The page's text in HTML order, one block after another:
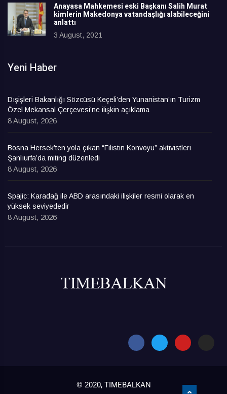
Anayasa Mahkemesi eski Başkanı Salih Murat
kimlerin Makedonya vatandaşlığı alabileceğini
anlattı
3 August, 2021
Yeni Haber
Dışişleri Bakanlığı Sözcüsü Keçeli’den Yunanistan’ın Turizm
Özel Mekansal Çerçevesi’ne ilişkin açıklama
8 August, 2026
Bosna Hersek’ten yola çıkan “Filistin Konvoyu” aktivistleri
Şanlıurfa’da miting düzenledi
8 August, 2026
Spajic: Karadağ ile ABD arasındaki ilişkiler resmi olarak en
yüksek seviyededir
8 August, 2026
© 2020, TIMEBALKAN